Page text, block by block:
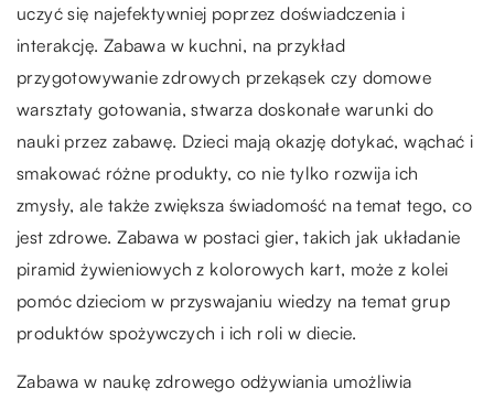
uczyć się najefektywniej poprzez doświadczenia i
interakcję. Zabawa w kuchni, na przykład
przygotowywanie zdrowych przekąsek czy domowe
warsztaty gotowania, stwarza doskonałe warunki do
nauki przez zabawę. Dzieci mają okazję dotykać, wąchać i
smakować różne produkty, co nie tylko rozwija ich
zmysły, ale także zwiększa świadomość na temat tego, co
jest zdrowe. Zabawa w postaci gier, takich jak układanie
piramid żywieniowych z kolorowych kart, może z kolei
pomóc dzieciom w przyswajaniu wiedzy na temat grup
produktów spożywczych i ich roli w diecie.
Zabawa w naukę zdrowego odżywiania umożliwia